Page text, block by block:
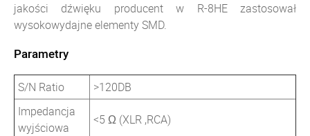
jakości dźwięku producent w R-8HE zastosował
wysokowydajne elementy SMD.
Parametry
S/N Ratio
>120DB
Impedancja
wyjściowa
<5 Ω (XLR ,RCA)